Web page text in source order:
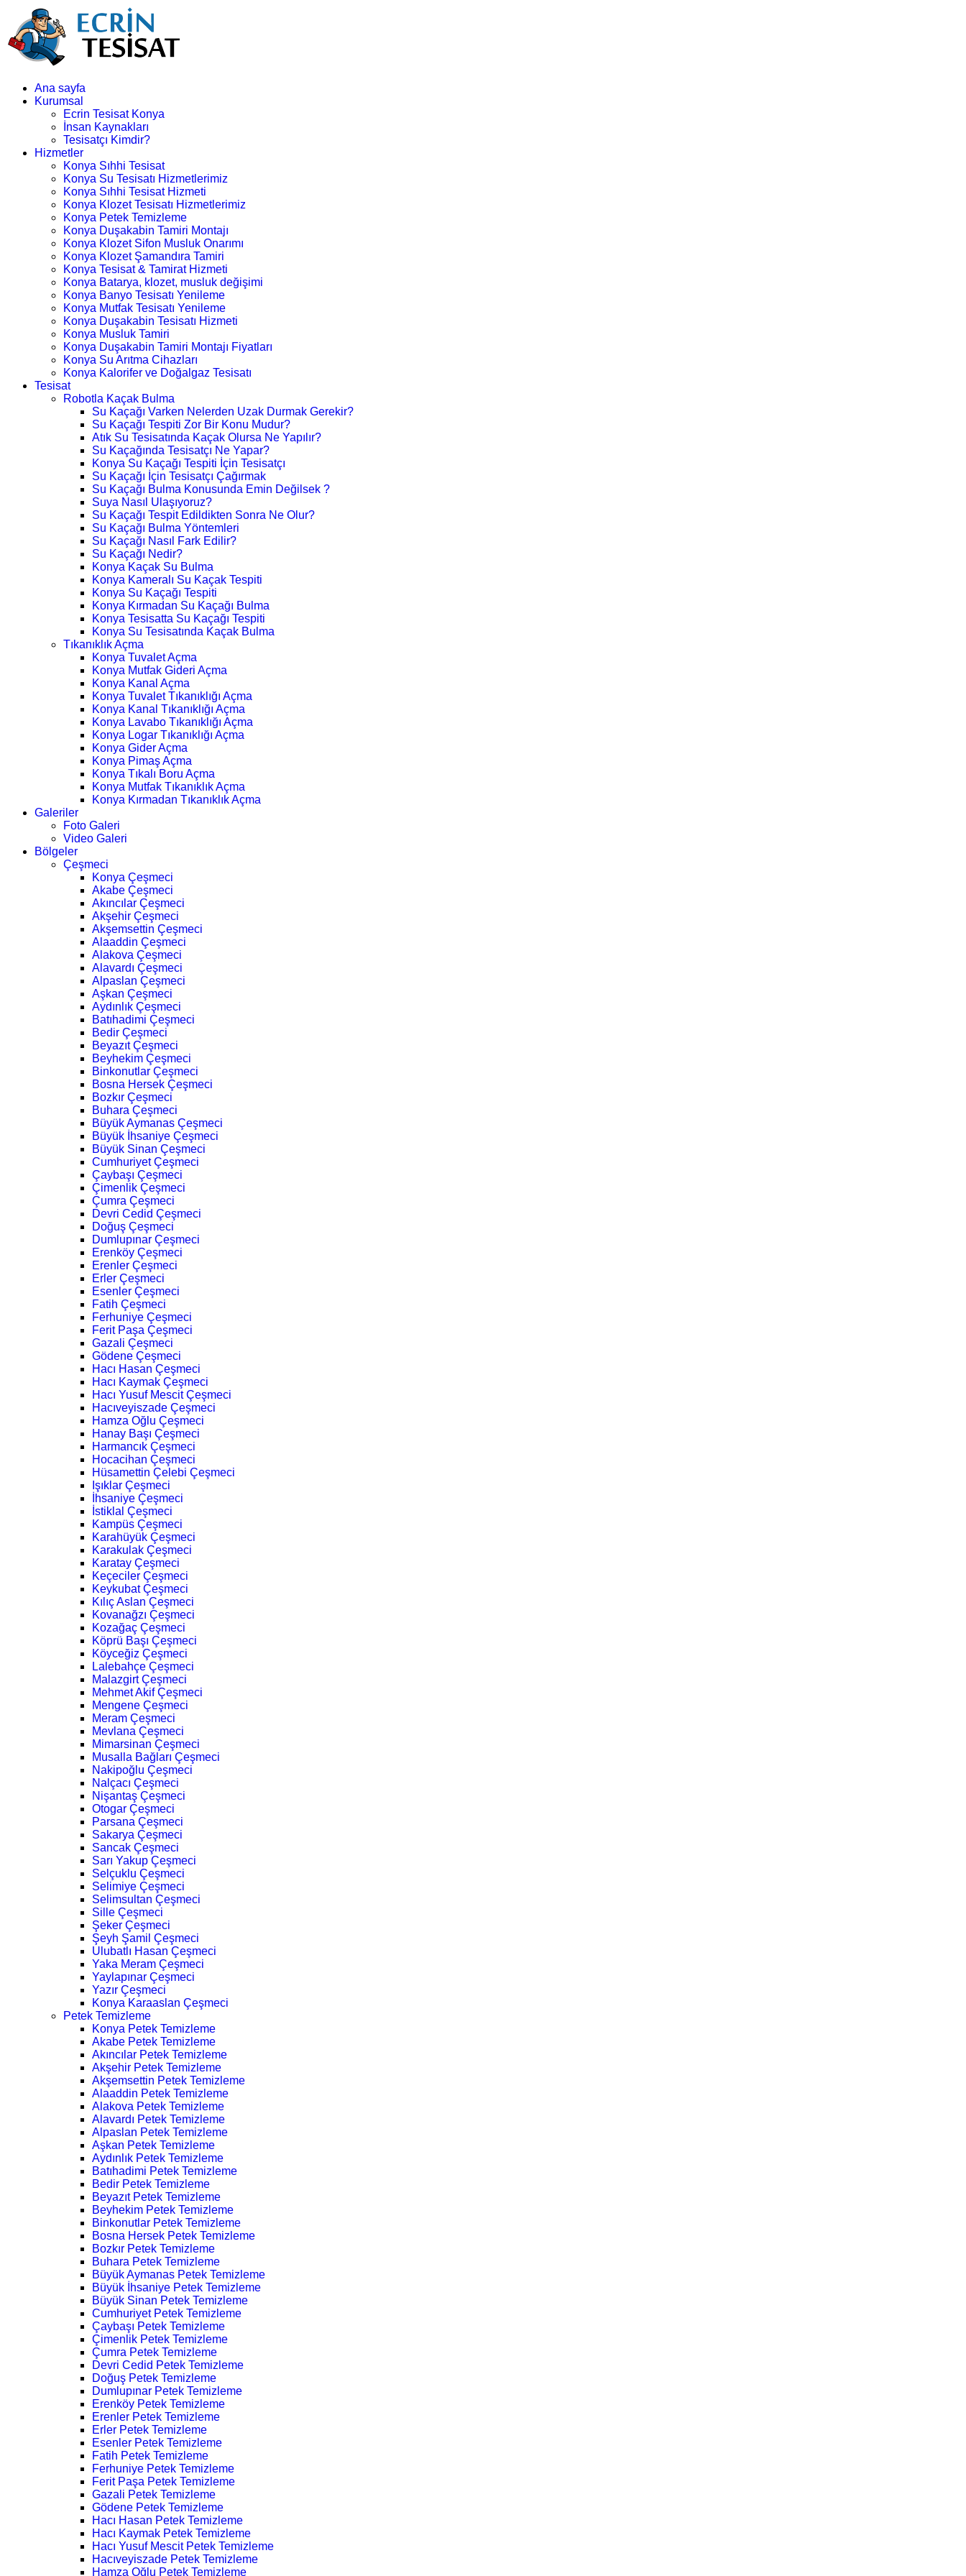
Ana sayfa
Kurumsal
Ecrin Tesisat Konya
İnsan Kaynakları
Tesisatçı Kimdir?
Hizmetler
Konya Sıhhi Tesisat
Konya Su Tesisatı Hizmetlerimiz
Konya Sıhhi Tesisat Hizmeti
Konya Klozet Tesisatı Hizmetlerimiz
Konya Petek Temizleme
Konya Duşakabin Tamiri Montajı
Konya Klozet Sifon Musluk Onarımı
Konya Klozet Şamandıra Tamiri
Konya Tesisat & Tamirat Hizmeti
Konya Batarya, klozet, musluk değişimi
Konya Banyo Tesisatı Yenileme
Konya Mutfak Tesisatı Yenileme
Konya Duşakabin Tesisatı Hizmeti
Konya Musluk Tamiri
Konya Duşakabin Tamiri Montajı Fiyatları
Konya Su Arıtma Cihazları
Konya Kalorifer ve Doğalgaz Tesisatı
Tesisat
Robotla Kaçak Bulma
Su Kaçağı Varken Nelerden Uzak Durmak Gerekir?
Su Kaçağı Tespiti Zor Bir Konu Mudur?
Atık Su Tesisatında Kaçak Olursa Ne Yapılır?
Su Kaçağında Tesisatçı Ne Yapar?
Konya Su Kaçağı Tespiti İçin Tesisatçı
Su Kaçağı İçin Tesisatçı Çağırmak
Su Kaçağı Bulma Konusunda Emin Değilsek ?
Suya Nasıl Ulaşıyoruz?
Su Kaçağı Tespit Edildikten Sonra Ne Olur?
Su Kaçağı Bulma Yöntemleri
Su Kaçağı Nasıl Fark Edilir?
Su Kaçağı Nedir?
Konya Kaçak Su Bulma
Konya Kameralı Su Kaçak Tespiti
Konya Su Kaçağı Tespiti
Konya Kırmadan Su Kaçağı Bulma
Konya Tesisatta Su Kaçağı Tespiti
Konya Su Tesisatında Kaçak Bulma
Tıkanıklık Açma
Konya Tuvalet Açma
Konya Mutfak Gideri Açma
Konya Kanal Açma
Konya Tuvalet Tıkanıklığı Açma
Konya Kanal Tıkanıklığı Açma
Konya Lavabo Tıkanıklığı Açma
Konya Logar Tıkanıklığı Açma
Konya Gider Açma
Konya Pimaş Açma
Konya Tıkalı Boru Açma
Konya Mutfak Tıkanıklık Açma
Konya Kırmadan Tıkanıklık Açma
Galeriler
Foto Galeri
Video Galeri
Bölgeler
Çeşmeci
Konya Çeşmeci
Akabe Çeşmeci
Akıncılar Çeşmeci
Akşehir Çeşmeci
Akşemsettin Çeşmeci
Alaaddin Çeşmeci
Alakova Çeşmeci
Alavardı Çeşmeci
Alpaslan Çeşmeci
Aşkan Çeşmeci
Aydınlık Çeşmeci
Batıhadimi Çeşmeci
Bedir Çeşmeci
Beyazıt Çeşmeci
Beyhekim Çeşmeci
Binkonutlar Çeşmeci
Bosna Hersek Çeşmeci
Bozkır Çeşmeci
Buhara Çeşmeci
Büyük Aymanas Çeşmeci
Büyük İhsaniye Çeşmeci
Büyük Sinan Çeşmeci
Cumhuriyet Çeşmeci
Çaybaşı Çeşmeci
Çimenlik Çeşmeci
Çumra Çeşmeci
Devri Cedid Çeşmeci
Doğuş Çeşmeci
Dumlupınar Çeşmeci
Erenköy Çeşmeci
Erenler Çeşmeci
Erler Çeşmeci
Esenler Çeşmeci
Fatih Çeşmeci
Ferhuniye Çeşmeci
Ferit Paşa Çeşmeci
Gazali Çeşmeci
Gödene Çeşmeci
Hacı Hasan Çeşmeci
Hacı Kaymak Çeşmeci
Hacı Yusuf Mescit Çeşmeci
Hacıveyiszade Çeşmeci
Hamza Oğlu Çeşmeci
Hanay Başı Çeşmeci
Harmancık Çeşmeci
Hocacihan Çeşmeci
Hüsamettin Çelebi Çeşmeci
Işıklar Çeşmeci
İhsaniye Çeşmeci
İstiklal Çeşmeci
Kampüs Çeşmeci
Karahüyük Çeşmeci
Karakulak Çeşmeci
Karatay Çeşmeci
Keçeciler Çeşmeci
Keykubat Çeşmeci
Kılıç Aslan Çeşmeci
Kovanağzı Çeşmeci
Kozağaç Çeşmeci
Köprü Başı Çeşmeci
Köyceğiz Çeşmeci
Lalebahçe Çeşmeci
Malazgirt Çeşmeci
Mehmet Akif Çeşmeci
Mengene Çeşmeci
Meram Çeşmeci
Mevlana Çeşmeci
Mimarsinan Çeşmeci
Musalla Bağları Çeşmeci
Nakipoğlu Çeşmeci
Nalçacı Çeşmeci
Nişantaş Çeşmeci
Otogar Çeşmeci
Parsana Çeşmeci
Sakarya Çeşmeci
Sancak Çeşmeci
Sarı Yakup Çeşmeci
Selçuklu Çeşmeci
Selimiye Çeşmeci
Selimsultan Çeşmeci
Sille Çeşmeci
Şeker Çeşmeci
Şeyh Şamil Çeşmeci
Ulubatlı Hasan Çeşmeci
Yaka Meram Çeşmeci
Yaylapınar Çeşmeci
Yazır Çeşmeci
Konya Karaaslan Çeşmeci
Petek Temizleme
Konya Petek Temizleme
Akabe Petek Temizleme
Akıncılar Petek Temizleme
Akşehir Petek Temizleme
Akşemsettin Petek Temizleme
Alaaddin Petek Temizleme
Alakova Petek Temizleme
Alavardı Petek Temizleme
Alpaslan Petek Temizleme
Aşkan Petek Temizleme
Aydınlık Petek Temizleme
Batıhadimi Petek Temizleme
Bedir Petek Temizleme
Beyazıt Petek Temizleme
Beyhekim Petek Temizleme
Binkonutlar Petek Temizleme
Bosna Hersek Petek Temizleme
Bozkır Petek Temizleme
Buhara Petek Temizleme
Büyük Aymanas Petek Temizleme
Büyük İhsaniye Petek Temizleme
Büyük Sinan Petek Temizleme
Cumhuriyet Petek Temizleme
Çaybaşı Petek Temizleme
Çimenlik Petek Temizleme
Çumra Petek Temizleme
Devri Cedid Petek Temizleme
Doğuş Petek Temizleme
Dumlupınar Petek Temizleme
Erenköy Petek Temizleme
Erenler Petek Temizleme
Erler Petek Temizleme
Esenler Petek Temizleme
Fatih Petek Temizleme
Ferhuniye Petek Temizleme
Ferit Paşa Petek Temizleme
Gazali Petek Temizleme
Gödene Petek Temizleme
Hacı Hasan Petek Temizleme
Hacı Kaymak Petek Temizleme
Hacı Yusuf Mescit Petek Temizleme
Hacıveyiszade Petek Temizleme
Hamza Oğlu Petek Temizleme